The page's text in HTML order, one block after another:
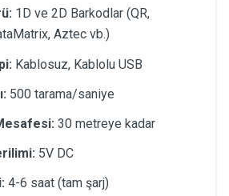
1D ve 2D Barkodlar (QR,
Aztec vb.)
Kablosuz, Kablolu USB
500 tarama/saniye
30 metreye kadar
5V DC
4-6 saat (tam şarj)